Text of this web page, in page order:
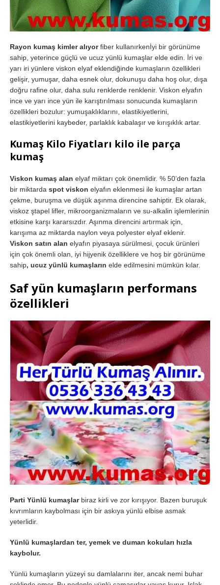
Rayon kumaş kimler alıyorfiber kullanırkenİyi bir görünüme
sahip, yeterince güçlü ve ucuz yünlü kumaşlar elde edin. İri ve
yarı iri yünlere viskon elyaf eklendiğinde kumaşların özellikleri
gelişir, yumuşar, daha esnek olur, dokunuşu daha hoş olur, dışa
doğru rafine olur, daha sulu renklerde renklenir. Viskon elyafın
ince ve yarı ince yün ile karıştırılması sonucunda kumaşların
özellikleri bozulur: yumuşaklıklarını, elastikiyetlerini,
elastikiyetlerini kaybeder, parlaklık kabalaşır ve kırışıklık artar.
Kumaş Kilo Fiyatları kilo ile parça
kumaş
Viskon kumaş alan elyaf miktarı çok önemlidir. % 50’den fazla
bir miktarda spot viskon elyafın eklenmesi ile kumaşlar artan
çekme, buruşma ve düşük aşınma direncine sahiptir. Ek olarak,
viskoz ştapel lifler, mikroorganizmaların ve su-alkalin işlemlerinin
etkisine karşı kararsızdır. Aşınma direncini artırmak için,
karışıma az miktarda naylon veya polyester elyaf eklenir.
Viskon satın alan elyafın piyasaya sürülmesi, çocuk ürünleri
için çok önemli olan, iyi hijyenik özelliklere ve hoş bir görünüme
sahip, ucuz yünlü kumaşların elde edilmesini mümkün kılar.
Saf yün kumaşların performans
özellikleri
Parti Yünlü kumaşlarbiraz kirli ve zor kırışıyor. Bazen buruşuk
kıvrımların kaybolması için bir askıya yünlü elbise asmak
yeterlidir.
Yünlü kumaşlardan ter, yemek ve duman kokuları hızla
kaybolur.
Yünlü kumaşların yüzeyi su damlalarını iter, ancak nemi buhar